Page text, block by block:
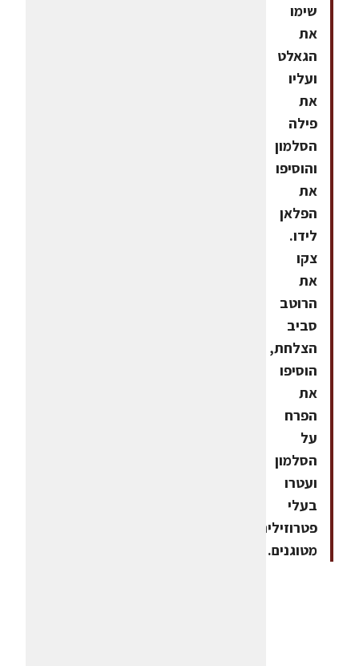
שימו
את
הגאלט
ועליו
את
פילה
הסלמון
והוסיפו
את
הפלאן
לידו.
צקו
את
הרוטב
סביב
הצלחת,
הוסיפו
את
הפרח
על
הסלמון
ועטרו
בעלי
פטרוזיליה
מטוגנים.